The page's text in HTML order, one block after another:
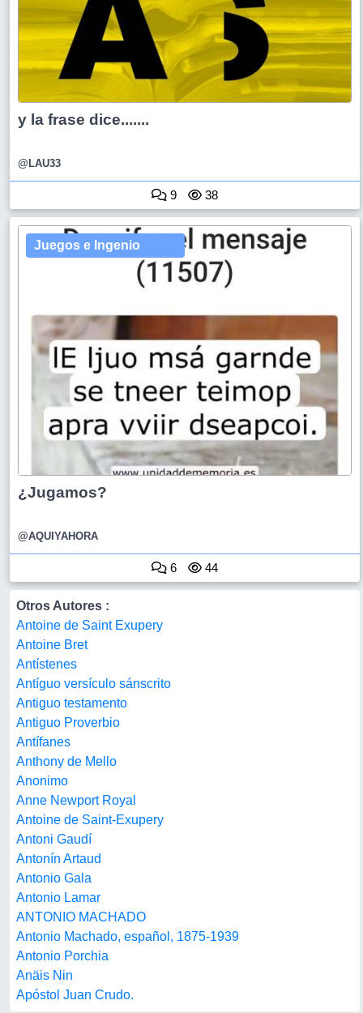
y la frase dice.......
@LAU33
9 38
Juegos e Ingenio
¿Jugamos?
@AQUIYAHORA
6 44
Otros Autores :
Antoine de Saint Exupery
Antoine Bret
Antístenes
Antíguo versículo sánscrito
Antiguo testamento
Antiguo Proverbio
Antífanes
Anthony de Mello
Anonimo
Anne Newport Royal
Antoine de Saint-Exupery
Antoni Gaudí
Antonín Artaud
Antonio Gala
Antonio Lamar
ANTONIO MACHADO
Antonio Machado, español, 1875-1939
Antonio Porchia
Anäis Nin
Apóstol Juan Crudo.